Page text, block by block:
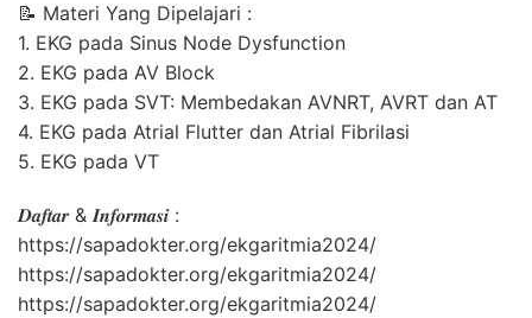
📝 Materi Yang Dipelajari :
1. EKG pada Sinus Node Dysfunction
2. EKG pada AV Block
3. EKG pada SVT: Membedakan AVNRT, AVRT dan AT
4. EKG pada Atrial Flutter dan Atrial Fibrilasi
5. EKG pada VT
𝑫𝒂𝒇𝒕𝒂𝒓 & 𝑰𝒏𝒇𝒐𝒓𝒎𝒂𝒔𝒊 :
https://sapadokter.org/ekgaritmia2024/
https://sapadokter.org/ekgaritmia2024/
https://sapadokter.org/ekgaritmia2024/